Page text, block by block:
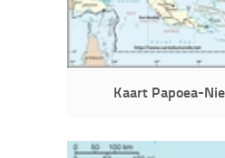
Kaart Papoea-